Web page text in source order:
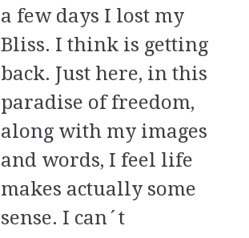
a few days I lost my
Bliss. I think is getting
back. Just here, in this
paradise of freedom,
along with my images
and words, I feel life
makes actually some
sense. I can´t